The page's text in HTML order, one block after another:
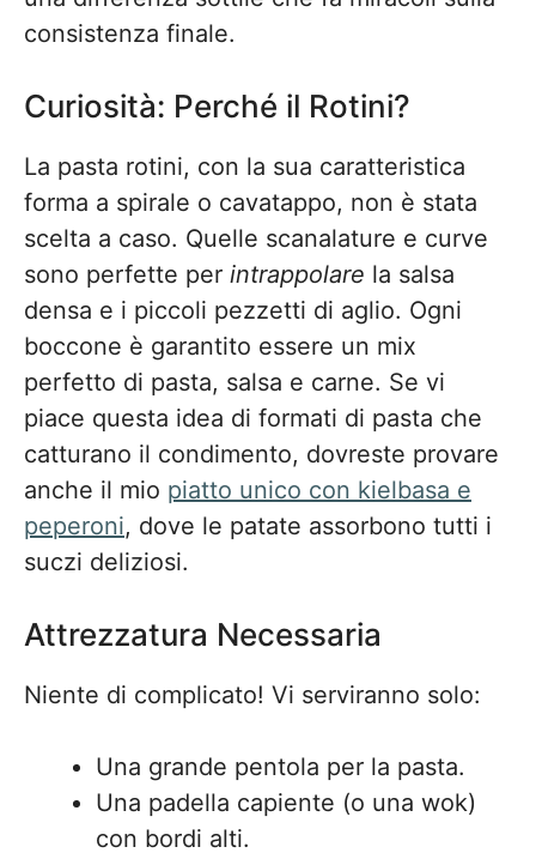
consistenza finale.
Curiosità: Perché il Rotini?
La pasta rotini, con la sua caratteristica
forma a spirale o cavatappo, non è stata
scelta a caso. Quelle scanalature e curve
sono perfette per intrappolare la salsa
densa e i piccoli pezzetti di aglio. Ogni
boccone è garantito essere un mix
perfetto di pasta, salsa e carne. Se vi
piace questa idea di formati di pasta che
catturano il condimento, dovreste provare
anche il mio piatto unico con kielbasa e
peperoni, dove le patate assorbono tutti i
suczi deliziosi.
Attrezzatura Necessaria
Niente di complicato! Vi serviranno solo:
Una grande pentola per la pasta.
Una padella capiente (o una wok)
con bordi alti.